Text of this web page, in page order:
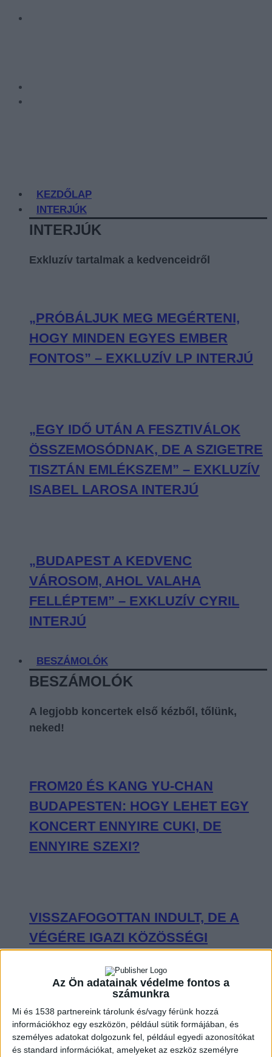
Az Ön adatainak védelme fontos a
számunkra
Mi és 1538 partnereink tárolunk és/vagy férünk hozzá
információkhoz egy eszközön, például sütik formájában, és
személyes adatokat dolgozunk fel, például egyedi azonosítókat
és standard információkat, amelyeket az eszköz személyre
KEZDŐLAP
INTERJÚK
INTERJÚK
Exkluzív tartalmak a kedvenceidről
„PRÓBÁLJUK MEG MEGÉRTENI,
HOGY MINDEN EGYES EMBER
FONTOS” – EXKLUZÍV LP INTERJÚ
„EGY IDŐ UTÁN A FESZTIVÁLOK
ÖSSZEMOSÓDNAK, DE A SZIGETRE
TISZTÁN EMLÉKSZEM” – EXKLUZÍV
ISABEL LAROSA INTERJÚ
„BUDAPEST A KEDVENC
VÁROSOM, AHOL VALAHA
FELLÉPTEM” – EXKLUZÍV CYRIL
INTERJÚ
BESZÁMOLÓK
BESZÁMOLÓK
A legjobb koncertek első kézből, tőlünk,
neked!
FROM20 ÉS KANG YU-CHAN
BUDAPESTEN: HOGY LEHET EGY
KONCERT ENNYIRE CUKI, DE
ENNYIRE SZEXI?
VISSZAFOGOTTAN INDULT, DE A
VÉGÉRE IGAZI KÖZÖSSÉGI
KONCERTJE
OLYAN VOLT CHARLIE PUTH A